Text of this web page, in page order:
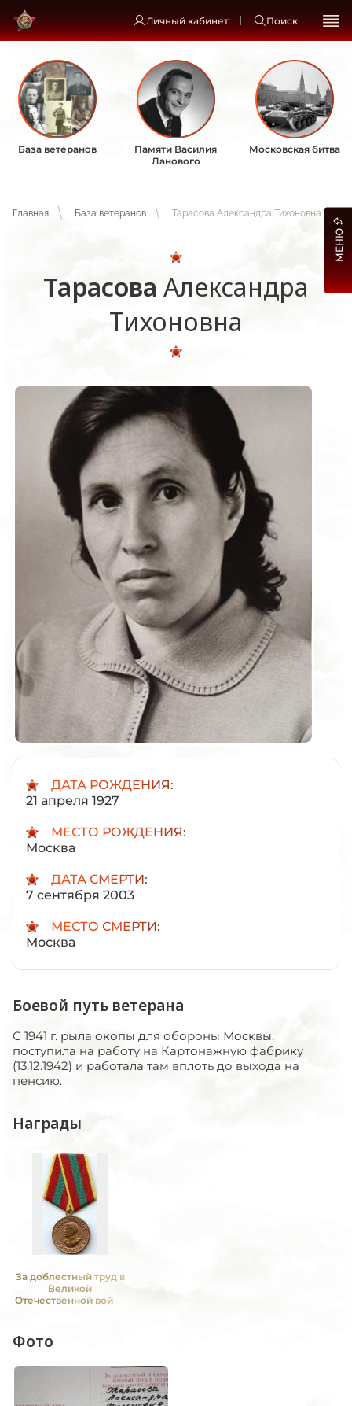
Личный кабинет Поиск
База ветеранов
Памяти Василия
Ланового
Московская битва
Главная База ветеранов Тарасова Александра Тихоновна
Тарасова Александра
Тихоновна
ДАТА РОЖДЕНИЯ:
21 апреля 1927
МЕСТО РОЖДЕНИЯ:
Москва
ДАТА СМЕРТИ:
7 сентября 2003
МЕСТО СМЕРТИ:
Москва
Боевой путь ветерана
С 1941 г. рыла окопы для обороны Москвы,
поступила на работу на Картонажную фабрику
(13.12.1942) и работала там вплоть до выхода на
пенсию.
Награды
За доблестный труд в
Великой
Отечественной войне
Фото
МЕНЮ